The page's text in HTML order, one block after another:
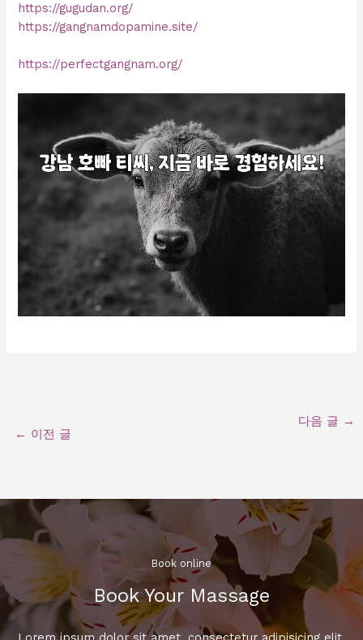
https://gugudan.org/
https://gangnamdopamine.site/
https://perfectgangnam.org/
← 이전 글
다음 글 →
Book online​
Book Your Massage​